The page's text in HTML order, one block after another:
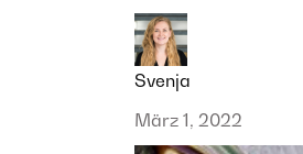
Svenja
März 1, 2022